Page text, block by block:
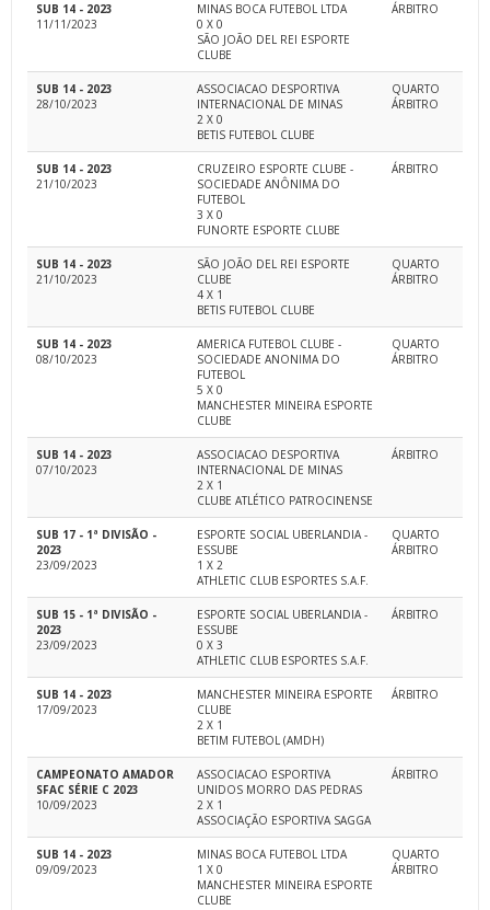
SUB 14 - 2023
11/11/2023
MINAS BOCA FUTEBOL LTDA
0 X 0
SÃO JOÃO DEL REI ESPORTE
CLUBE
ÁRBITRO
SUB 14 - 2023
28/10/2023
ASSOCIACAO DESPORTIVA
INTERNACIONAL DE MINAS
2 X 0
BETIS FUTEBOL CLUBE
QUARTO
ÁRBITRO
SUB 14 - 2023
21/10/2023
CRUZEIRO ESPORTE CLUBE -
SOCIEDADE ANÔNIMA DO
FUTEBOL
3 X 0
FUNORTE ESPORTE CLUBE
ÁRBITRO
SUB 14 - 2023
21/10/2023
SÃO JOÃO DEL REI ESPORTE
CLUBE
4 X 1
BETIS FUTEBOL CLUBE
QUARTO
ÁRBITRO
SUB 14 - 2023
08/10/2023
AMERICA FUTEBOL CLUBE -
SOCIEDADE ANONIMA DO
FUTEBOL
5 X 0
MANCHESTER MINEIRA ESPORTE
CLUBE
QUARTO
ÁRBITRO
SUB 14 - 2023
07/10/2023
ASSOCIACAO DESPORTIVA
INTERNACIONAL DE MINAS
2 X 1
CLUBE ATLÉTICO PATROCINENSE
ÁRBITRO
SUB 17 - 1ª DIVISÃO -
2023
23/09/2023
ESPORTE SOCIAL UBERLANDIA -
ESSUBE
1 X 2
ATHLETIC CLUB ESPORTES S.A.F.
QUARTO
ÁRBITRO
SUB 15 - 1ª DIVISÃO -
2023
23/09/2023
ESPORTE SOCIAL UBERLANDIA -
ESSUBE
0 X 3
ATHLETIC CLUB ESPORTES S.A.F.
ÁRBITRO
SUB 14 - 2023
17/09/2023
MANCHESTER MINEIRA ESPORTE
CLUBE
2 X 1
BETIM FUTEBOL (AMDH)
ÁRBITRO
CAMPEONATO AMADOR
SFAC SÉRIE C 2023
10/09/2023
ASSOCIACAO ESPORTIVA
UNIDOS MORRO DAS PEDRAS
2 X 1
ASSOCIAÇÃO ESPORTIVA SAGGA
ÁRBITRO
SUB 14 - 2023
09/09/2023
MINAS BOCA FUTEBOL LTDA
1 X 0
MANCHESTER MINEIRA ESPORTE
CLUBE
QUARTO
ÁRBITRO